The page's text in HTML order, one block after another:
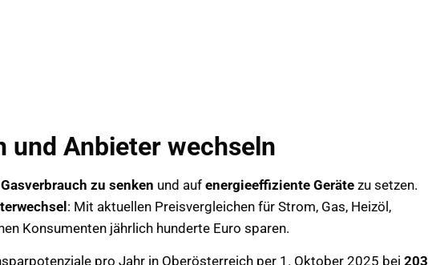
und Anbieter wechseln
zu senken und auf energieeffiziente Geräte zu setzen.
: Mit aktuellen Preisvergleichen für Strom, Gas, Heizöl,
Konsumenten jährlich hunderte Euro sparen.
pro Jahr in Oberösterreich per 1. Oktober 2025 bei 203